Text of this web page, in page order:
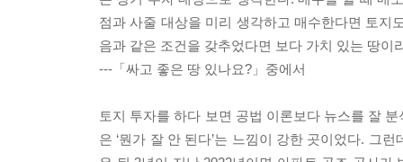
점과 사줄 대상을 미리 생각하고 매수한다면 토지
음과 같은 조건을 갖추었다면 보다 가치 있는 땅이
---「싸고 좋은 땅 있나요?」중에서
토지 투자를 하다 보면 공법 이론보다 뉴스를 잘
은 ‘뭔가 잘 안 된다’는 느낌이 강한 곳이었다. 그